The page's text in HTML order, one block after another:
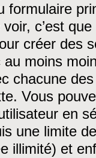
formulaire
c’est
créer des
au moins
chacune
Vous
en
une limite
illimité) et